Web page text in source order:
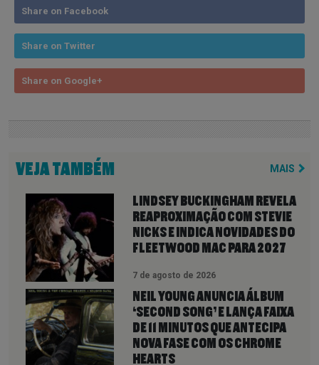
Share on Facebook
Share on Twitter
Share on Google+
VEJA TAMBÉM MAIS
LINDSEY BUCKINGHAM REVELA
REAPROXIMAÇÃO COM STEVIE
NICKS E INDICA NOVIDADES DO
FLEETWOOD MAC PARA 2027
7 de agosto de 2026
NEIL YOUNG ANUNCIA ÁLBUM
‘SECOND SONG’ E LANÇA FAIXA
DE 11 MINUTOS QUE ANTECIPA
NOVA FASE COM OS CHROME
HEARTS